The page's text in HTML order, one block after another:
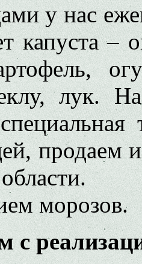
у нас
капуста –
лук.
продаем
морозов.
с